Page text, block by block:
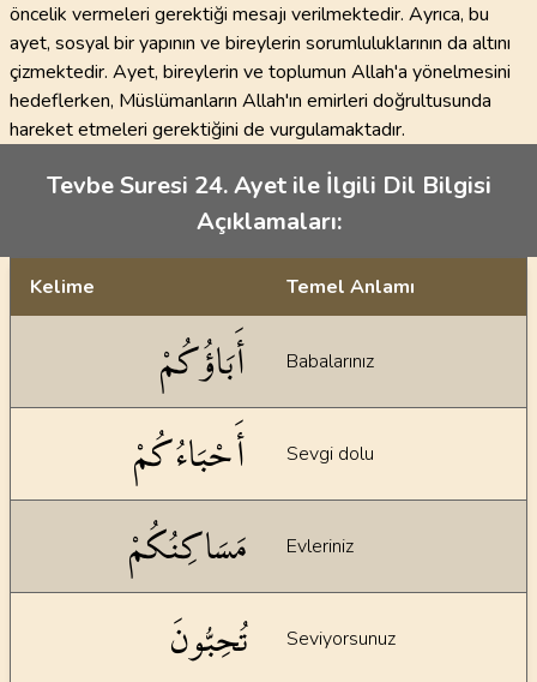
öncelik vermeleri gerektiği mesajı verilmektedir. Ayrıca, bu
ayet, sosyal bir yapının ve bireylerin sorumluluklarının da altını
çizmektedir. Ayet, bireylerin ve toplumun Allah'a yönelmesini
hedeflerken, Müslümanların Allah'ın emirleri doğrultusunda
hareket etmeleri gerektiğini de vurgulamaktadır.
Tevbe Suresi 24. Ayet ile İlgili Dil Bilgisi
Açıklamaları:
Kelime Temel Anlamı
أَبَاؤُكُمْ Babalarınız
أَحْبَاءُكُمْ Sevgi dolu
مَسَاكِنُكُمْ Evleriniz
تُحِبُّونَ Seviyorsunuz